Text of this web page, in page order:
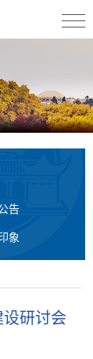
告
象
研讨会